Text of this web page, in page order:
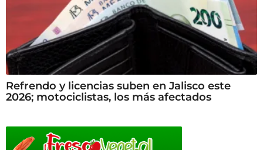
Refrendo y licencias suben en Jalisco este
2026; motociclistas, los más afectados